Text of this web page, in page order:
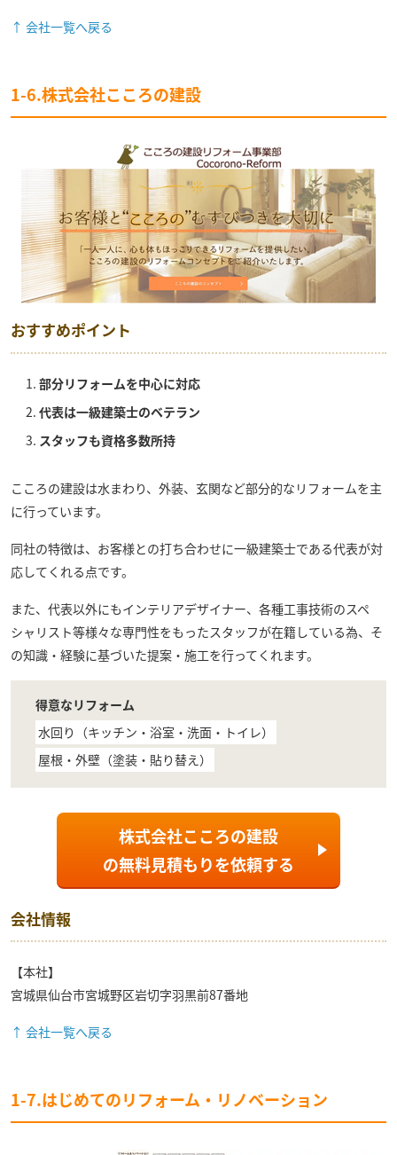
↑ 会社一覧へ戻る
1-6.株式会社こころの建設
おすすめポイント
部分リフォームを中心に対応
代表は一級建築士のベテラン
スタッフも資格多数所持
こころの建設は水まわり、外装、玄関など部分的なリフォームを主
に行っています。
同社の特徴は、お客様との打ち合わせに一級建築士である代表が対
応してくれる点です。
また、代表以外にもインテリアデザイナー、各種工事技術のスペ
シャリスト等様々な専門性をもったスタッフが在籍している為、そ
の知識・経験に基づいた提案・施工を行ってくれます。
得意なリフォーム
水回り（キッチン・浴室・洗面・トイレ）
屋根・外壁（塗装・貼り替え）
株式会社こころの建設
の無料見積もりを依頼する
会社情報
【本社】
宮城県仙台市宮城野区岩切字羽黒前87番地
↑ 会社一覧へ戻る
1-7.はじめてのリフォーム・リノベーション